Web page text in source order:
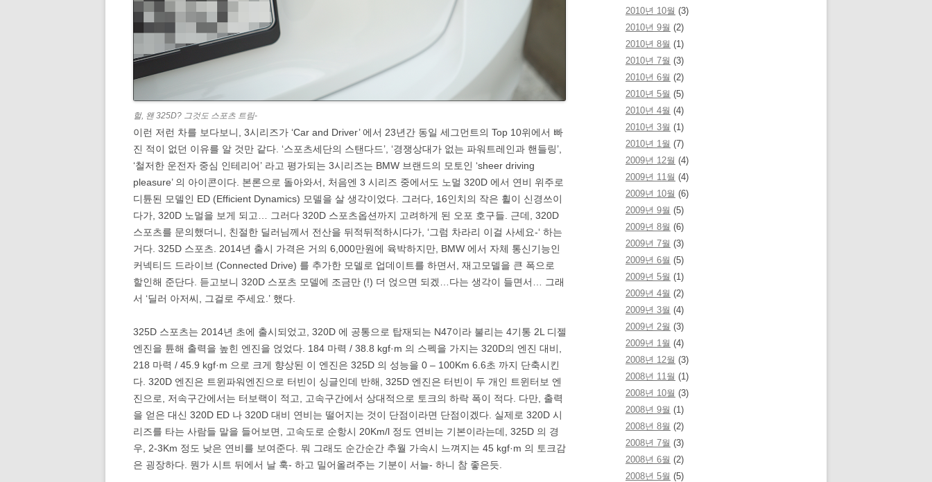
헐, 왠 325D? 그것도 스포츠 트림-
이런 저런 차를 보다보니, 3시리즈가 ‘Car and Driver’ 에서 23년간 동일 세그먼트의 Top 10위에서 빠
진 적이 없던 이유를 알 것만 같다. ‘스포츠세단의 스탠다드’, ‘경쟁상대가 없는 파워트레인과 핸들링’,
‘철저한 운전자 중심 인테리어’ 라고 평가되는 3시리즈는 BMW 브랜드의 모토인 ‘sheer driving
pleasure’ 의 아이콘이다. 본론으로 돌아와서, 처음엔 3 시리즈 중에서도 노멀 320D 에서 연비 위주로
디튠된 모델인 ED (Efficient Dynamics) 모델을 살 생각이었다. 그러다, 16인치의 작은 휠이 신경쓰이
다가, 320D 노멀을 보게 되고… 그러다 320D 스포츠옵션까지 고려하게 된 오포 호구들. 근데, 320D
스포츠를 문의했더니, 친절한 딜러님께서 전산을 뒤적뒤적하시다가, ‘그럼 차라리 이걸 사세요-‘ 하는
거다. 325D 스포츠. 2014년 출시 가격은 거의 6,000만원에 육박하지만, BMW 에서 자체 통신기능인
커넥티드 드라이브 (Connected Drive) 를 추가한 모델로 업데이트를 하면서, 재고모델을 큰 폭으로
할인해 준단다. 듣고보니 320D 스포츠 모델에 조금만 (!) 더 얹으면 되겠…다는 생각이 들면서… 그래
서 ‘딜러 아저씨, 그걸로 주세요.’ 했다.
325D 스포츠는 2014년 초에 출시되었고, 320D 에 공통으로 탑재되는 N47이라 불리는 4기통 2L 디젤
엔진을 튠해 출력을 높힌 엔진을 얹었다. 184 마력 / 38.8 kgf·m 의 스펙을 가지는 320D의 엔진 대비,
218 마력 / 45.9 kgf·m 으로 크게 향상된 이 엔진은 325D 의 성능을 0 – 100Km 6.6초 까지 단축시킨
다. 320D 엔진은 트윈파워엔진으로 터빈이 싱글인데 반해, 325D 엔진은 터빈이 두 개인 트윈터보 엔
진으로, 저속구간에서는 터보랙이 적고, 고속구간에서 상대적으로 토크의 하락 폭이 적다. 다만, 출력
을 얻은 대신 320D ED 나 320D 대비 연비는 떨어지는 것이 단점이라면 단점이겠다. 실제로 320D 시
리즈를 타는 사람들 말을 들어보면, 고속도로 순항시 20Km/l 정도 연비는 기본이라는데, 325D 의 경
우, 2-3Km 정도 낮은 연비를 보여준다. 뭐 그래도 순간순간 추월 가속시 느껴지는 45 kgf·m 의 토크감
은 굉장하다. 뭔가 시트 뒤에서 날 훅- 하고 밀어올려주는 기분이 서늘- 하니 참 좋은듯.
2010년 10월 (3)
2010년 9월 (2)
2010년 8월 (1)
2010년 7월 (3)
2010년 6월 (2)
2010년 5월 (5)
2010년 4월 (4)
2010년 3월 (1)
2010년 1월 (7)
2009년 12월 (4)
2009년 11월 (4)
2009년 10월 (6)
2009년 9월 (5)
2009년 8월 (6)
2009년 7월 (3)
2009년 6월 (5)
2009년 5월 (1)
2009년 4월 (2)
2009년 3월 (4)
2009년 2월 (3)
2009년 1월 (4)
2008년 12월 (3)
2008년 11월 (1)
2008년 10월 (3)
2008년 9월 (1)
2008년 8월 (2)
2008년 7월 (3)
2008년 6월 (2)
2008년 5월 (5)